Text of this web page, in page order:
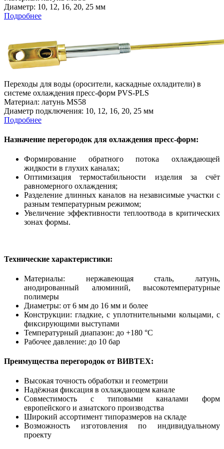
Диаметр: 10, 12, 16, 20, 25 мм
Подробнее
Переходы для воды (оросители, каскадные охладители) в
системе охлаждения пресс-форм PVS-PLS
Материал: латунь MS58
Диаметр подключения: 10, 12, 16, 20, 25 мм
Подробнее
Назначение перегородок для охлаждения пресс-форм:
Формирование обратного потока охлаждающей
жидкости в глухих каналах;
Оптимизация термостабильности изделия за счёт
равномерного охлаждения;
Разделение длинных каналов на независимые участки с
разным температурным режимом;
Увеличение эффективности теплоотвода в критических
зонах формы.
Технические характеристики:
Материалы: нержавеющая сталь, латунь,
анодированный алюминий, высокотемпературные
полимеры
Диаметры: от 6 мм до 16 мм и более
Конструкции: гладкие, с уплотнительными кольцами, с
фиксирующими выступами
Температурный диапазон: до +180 °C
Рабочее давление: до 10 бар
Преимущества перегородок от ВИВТЕХ:
Высокая точность обработки и геометрии
Надёжная фиксация в охлаждающем канале
Совместимость с типовыми каналами форм
европейского и азиатского производства
Широкий ассортимент типоразмеров на складе
Возможность изготовления по индивидуальному
проекту